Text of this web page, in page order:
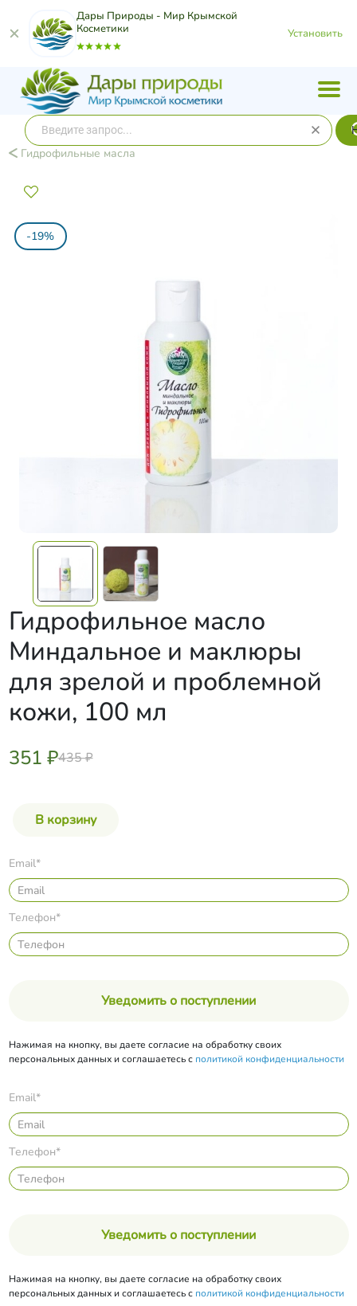
Дары Природы - Мир Крымской
Косметики
Установить
Гидрофильные масла
-19%
Гидрофильное масло
Миндальное и маклюры
для зрелой и проблемной
кожи, 100 мл
351 ₽435 ₽
Email*
Телефон*
Уведомить о поступлении
Нажимая на кнопку, вы даете согласие на обработку своих
персональных данных и соглашаетесь с политикой конфиденциальности
Email*
Телефон*
Уведомить о поступлении
Нажимая на кнопку, вы даете согласие на обработку своих
персональных данных и соглашаетесь с политикой конфиденциальности